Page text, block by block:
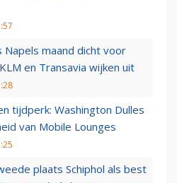
Napels maand dicht voor
en Transavia wijken uit
tijdperk: Washington Dulles
van Mobile Lounges
plaats Schiphol als best